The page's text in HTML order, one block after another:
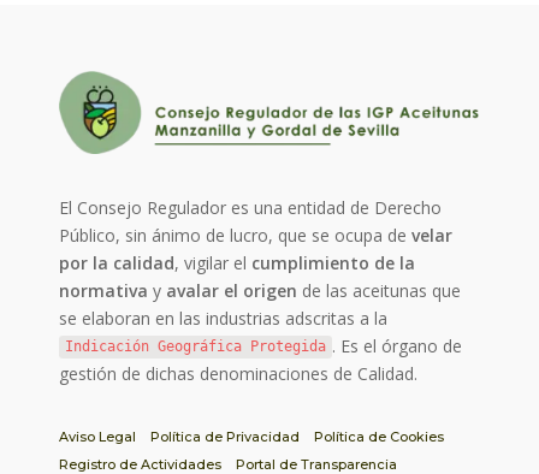
El Consejo Regulador es una entidad de Derecho
Público, sin ánimo de lucro, que se ocupa develar
por la calidad, vigilar el cumplimiento de la
normativa y avalar el origen de las aceitunas que
se elaboran en las industrias adscritas a la
Indicación Geográfica Protegida . Es el órgano de
gestión de dichas denominaciones de Calidad.
Aviso Legal Política de Privacidad
Política de Cookies
Registro de Actividades
Portal de Transparencia